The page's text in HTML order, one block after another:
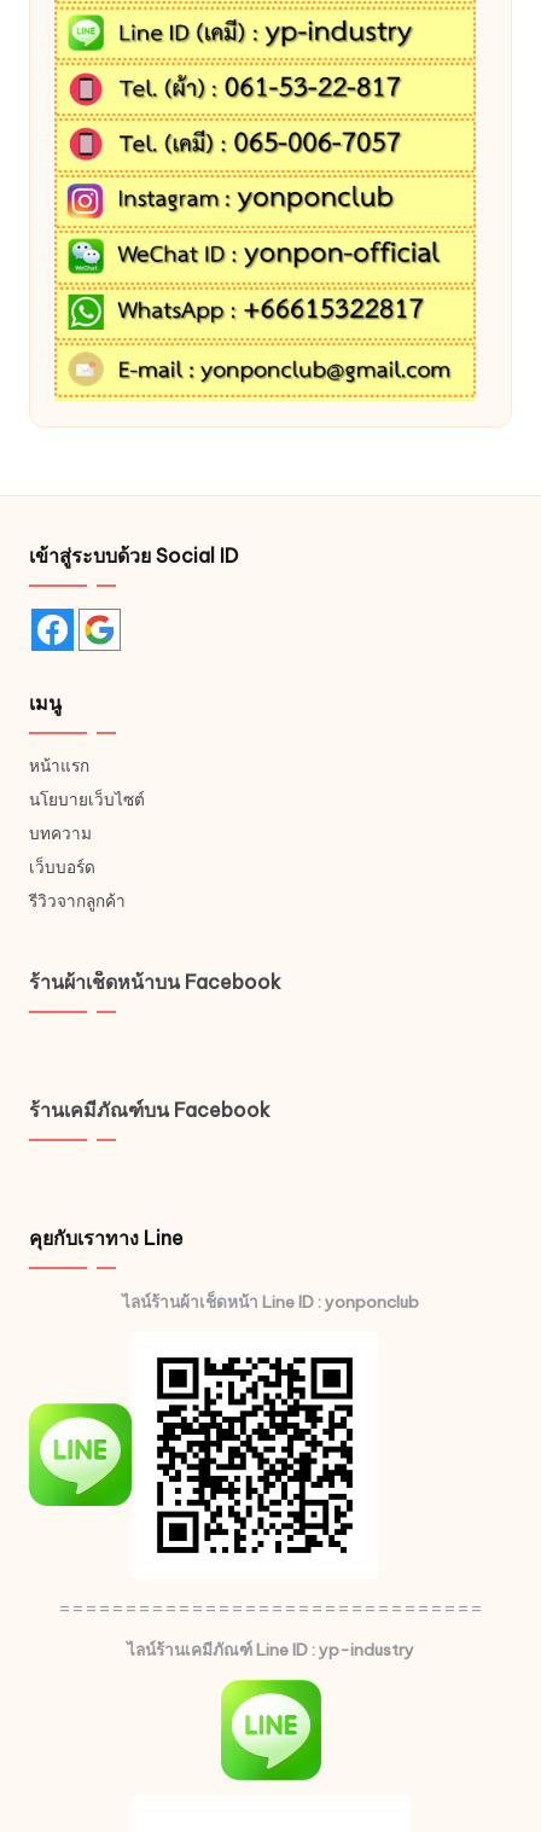
เข้าสู่ระบบด้วย Social ID
เมนู
หน้าแรก
นโยบายเว็บไซต์
บทความ
เว็บบอร์ด
รีวิวจากลูกค้า
ร้านผ้าเช็ดหน้าบน Facebook
ร้านเคมีภัณฑ์บน Facebook
คุยกับเราทาง Line
ไลน์ร้านผ้าเช็ดหน้า Line ID : yonponclub
================================
ไลน์ร้านเคมีภัณฑ์ Line ID : yp-industry